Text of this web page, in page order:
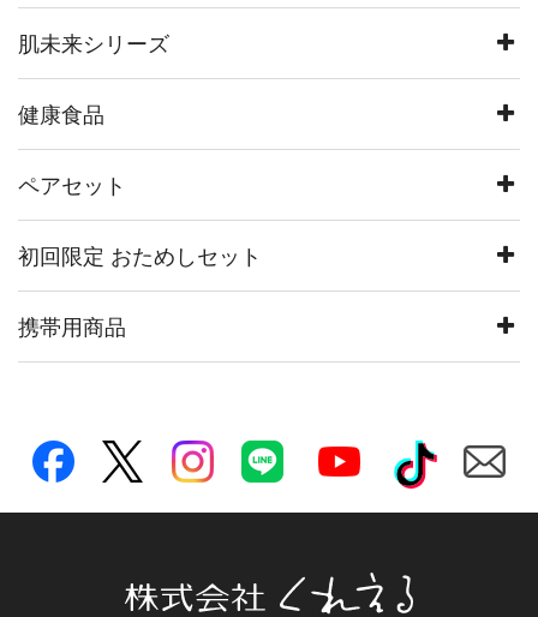
肌未来シリーズ
健康食品
ペアセット
初回限定 おためしセット
携帯用商品